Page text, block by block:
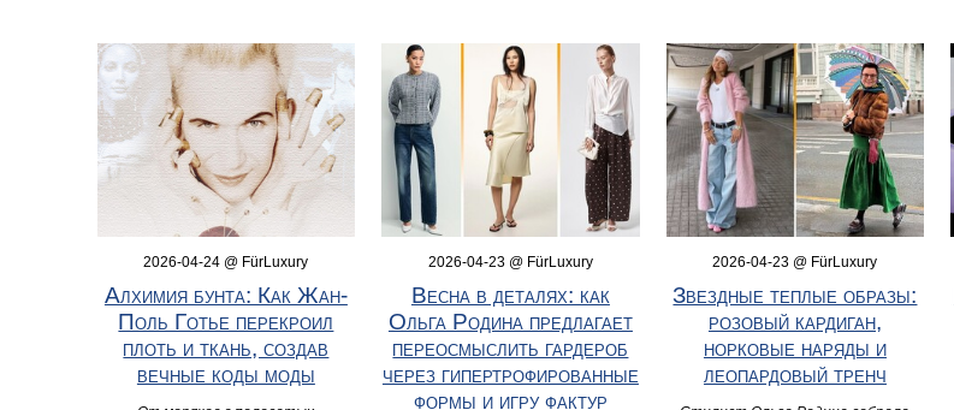
2026-04-24 @ FürLuxury
Алхимия бунта: Как Жан-
Поль Готье перекроил
плоть и ткань, создав
вечные коды моды
2026-04-23 @ FürLuxury
Весна в деталях: как
Ольга Родина предлагает
переосмыслить гардероб
через гипертрофированные
формы и игру фактур
2026-04-23 @ FürLuxury
Звездные теплые образы:
розовый кардиган,
норковые наряды и
леопардовый тренч